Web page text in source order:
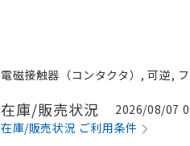
電磁接触器（コンタクタ）, 可逆,
在庫/販売状況
2026/08/07
在庫/販売状況 ご利用条件